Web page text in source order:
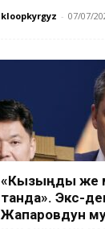
kloopkyrgyz - 07/07/
«Кызыңды же
танда». Экс-
Жапаровдун